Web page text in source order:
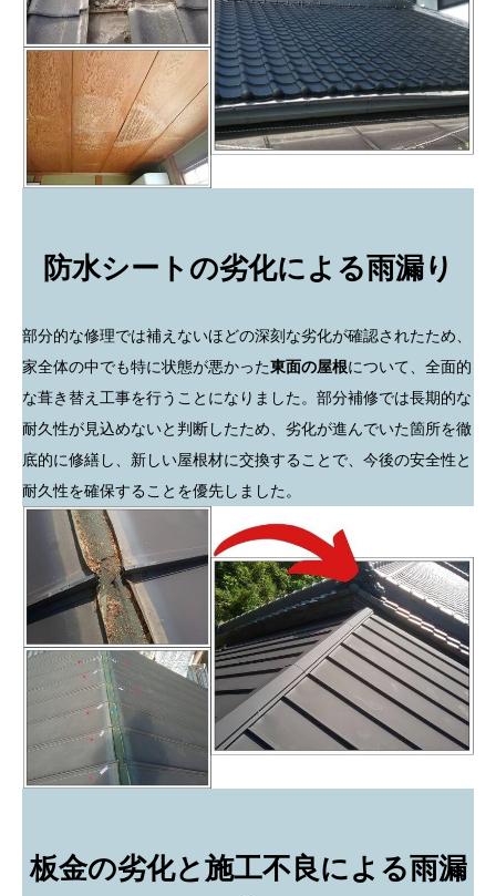
防水シートの劣化による雨漏り
部分的な修理では補えないほどの深刻な劣化が確認されたため、
家全体の中でも特に状態が悪かった東面の屋根について、全面的
な葺き替え工事を行うことになりました。部分補修では長期的な
耐久性が見込めないと判断したため、劣化が進んでいた箇所を徹
底的に修繕し、新しい屋根材に交換することで、今後の安全性と
耐久性を確保することを優先しました。
板金の劣化と施工不良による雨漏